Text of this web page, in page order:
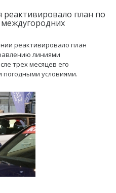
реактивировало план по
реактивировало план
линиями
трех месяцев его
погодными условиями.